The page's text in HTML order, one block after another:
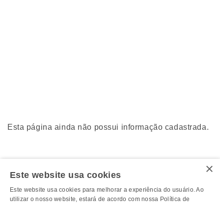
Esta página ainda não possui informação cadastrada.
×
Este website usa cookies
Este website usa cookies para melhorar a experiência do usuário. Ao
utilizar o nosso website, estará de acordo com nossa Política de